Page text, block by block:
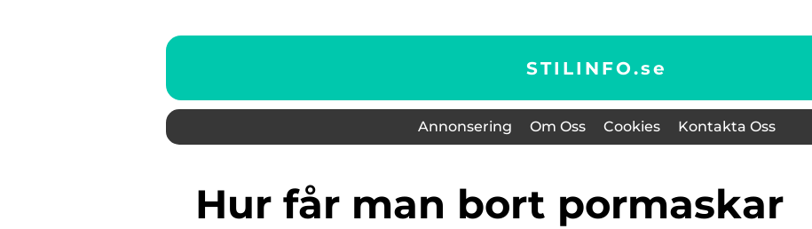
STILINFO.se
Annonsering Om Oss Cookies Kontakta Oss
Hur får man bort pormaskar